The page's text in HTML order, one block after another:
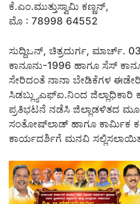
ಕೆ.ಎಂ.ಮುತ್ತುಸ್ವಾಮಿ ಕಣ್ಣನ್,
ಮೊ : 78998 64552
ಸುದ್ದಿಒನ್, ಚಿತ್ರದುರ್ಗ, ಮಾರ್ಚ್.
ಕಾನೂನು-1996 ಹಾಗೂ ಸೆಸ್
ಸೇರಿದಂತೆ ನಾನಾ ಬೇಡಿಕೆಗಳ
ಸಿಡಬ್ಲ್ಯುಎಫ್‍ಐ.ನಿಂದ ಜಿಲ್ಲಾಧಿಕಾರಿ
ಪ್ರತಿಭಟನೆ ನಡೆಸಿ ಜಿಲ್ಲಾಡಳಿತದ
ಸಂತೋಷ್‍ಲಾಡ್ ಹಾಗೂ ಕಾರ್ಮಿಕ
ಕಾರ್ಯದರ್ಶಿಗೆ ಮನವಿ